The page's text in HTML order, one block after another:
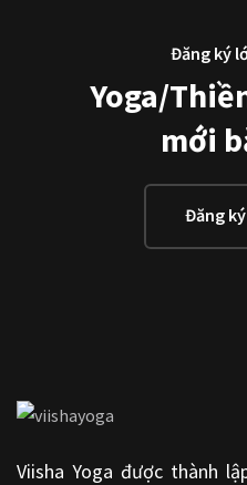
Đăng ký
Yoga/
mới
Đăng
Viisha Yoga được thành